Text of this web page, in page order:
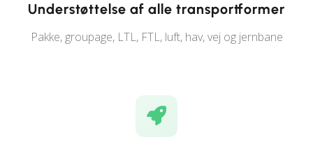
Understøttelse af alle transportformer
Pakke, groupage, LTL, FTL, luft, hav, vej og jernbane